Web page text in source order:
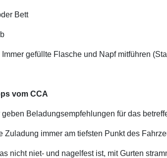
Bett
Immer gefüllte Flasche und Napf mitführen
vom CCA
geben Beladungsempfehlungen für das
Zuladung immer am tiefsten Punkt des
nicht niet- und nagelfest ist, mit Gurten